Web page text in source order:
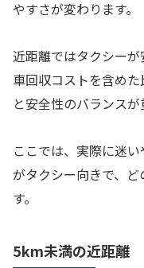
やすさが変わります。
近距離ではタクシー
車回収コストを含め
と安全性のバランスが
ここでは、実際に迷
がタクシー向きで、
す。
5km未満の近距離